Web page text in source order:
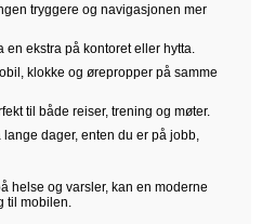
tryggere og navigasjonen mer
en ekstra på kontoret eller hytta.
klokke og ørepropper på samme
til både reiser, trening og møter.
dager, enten du er på jobb,
helse og varsler, kan en moderne
til mobilen.